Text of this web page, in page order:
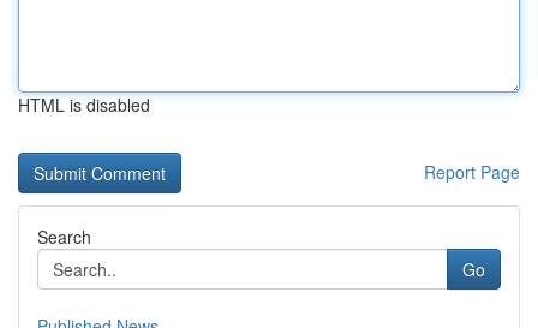
HTML is disabled
Report Page
Search
Go